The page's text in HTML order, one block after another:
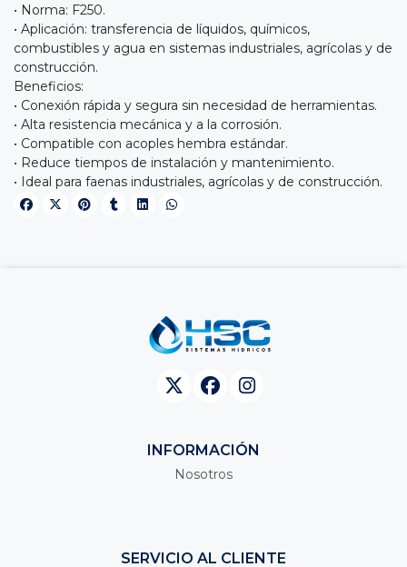
• Norma: F250.
• Aplicación: transferencia de líquidos, químicos,
combustibles y agua en sistemas industriales, agrícolas y de
construcción.
Beneficios:
• Conexión rápida y segura sin necesidad de herramientas.
• Alta resistencia mecánica y a la corrosión.
• Compatible con acoples hembra estándar.
• Reduce tiempos de instalación y mantenimiento.
• Ideal para faenas industriales, agrícolas y de construcción.
INFORMACIÓN
Nosotros
SERVICIO AL CLIENTE